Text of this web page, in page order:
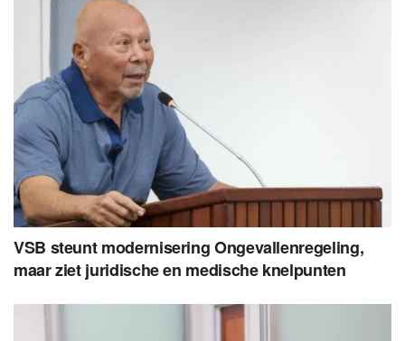
VSB steunt modernisering Ongevallenregeling,
maar ziet juridische en medische knelpunten